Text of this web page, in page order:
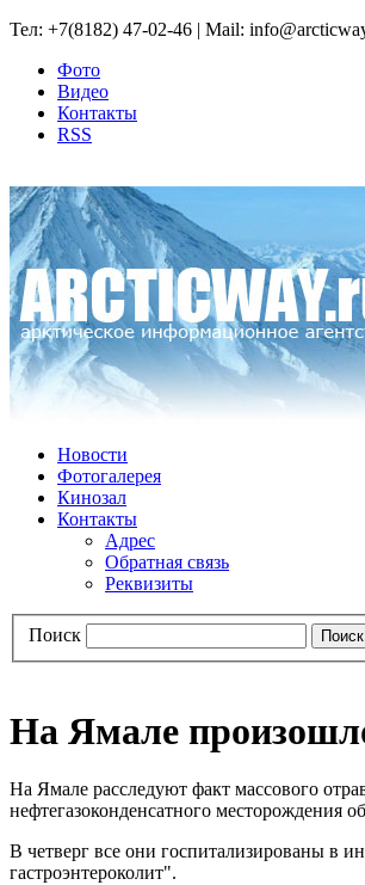
Тел: +7(8182) 47-02-46 | Mail:
Фото
Видео
Контакты
RSS
Новости
Фотогалерея
Кинозал
Контакты
Адрес
Обратная связь
Реквизиты
Поиск
На Ямале
На Ямале расследуют факт массового
нефтегазоконденсатного месторождения
В четверг все они госпитализированы в
гастроэнтероколит".